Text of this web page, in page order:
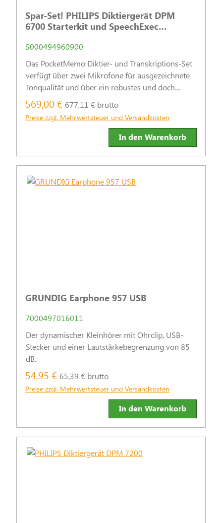
Spar-Set! PHILIPS Diktiergerät DPM
6700 Starterkit und SpeechExec
S000494960900
Das PocketMemo Diktier- und Transkriptions-Set
verfügt über zwei Mikrofone für ausgezeichnete
Tonqualität und über ein robustes und doch
leichtes, ergonomisches Design. Zusammen mit
unserer benutzerfreundlichen Software und dem
praktischen Fußschalter
569,00 € 677,11 € brutto
Preise zzgl. Mehrwertsteuer und Versandkosten
In den Warenkorb
GRUNDIG Earphone 957 USB
7000497016011
Der dynamischer Kleinhörer mit Ohrclip, USB-
Stecker und einer Lautstärkebegrenzung von 85
dB.
54,95 € 65,39 € brutto
Preise zzgl. Mehrwertsteuer und Versandkosten
In den Warenkorb